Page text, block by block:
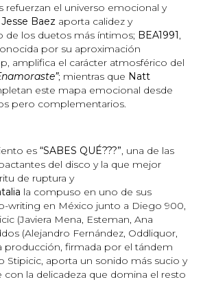
refuerzan el universo emocional y
Jesse Baez aporta calidez y
de los duetos más íntimos; BEA1991
por su aproximación
amplifica el carácter atmosférico del
; mientras que Natt
este mapa emocional desde
pero complementarios.
es“SABES QUÉ???” , una de las
del disco y la que mejor
de ruptura y
la compuso en uno de sus
writing en México junto a Diego 900,
(Javiera Mena, Esteman, Ana
(Alejandro Fernández, Oddliquor,
producción, firmada por el tándem
Stipicic, aporta un sonido más sucio y
con la delicadeza que domina el resto